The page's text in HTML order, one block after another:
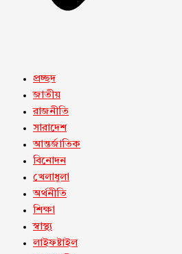
প্রচ্ছদ
জাতীয়
রাজনীতি
সারাদেশ
আন্তর্জাতিক
বিনোদন
খেলাধুলা
অর্থনীতি
শিক্ষা
স্বাস্থ্য
লাইফষ্টাইল